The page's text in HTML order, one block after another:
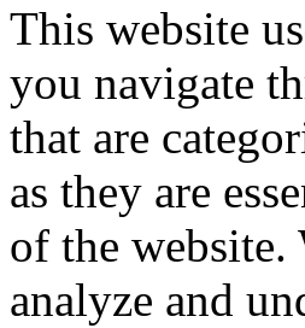
This website
you navigate
that are
as they are
of the website.
analyze and